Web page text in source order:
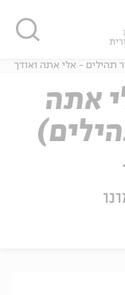
תהילים - אלי אתה ואודך
אתה